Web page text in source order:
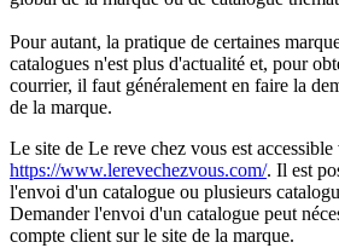
Pour autant, la pratique de certaines
catalogues n'est plus d'actualité et, pour
courrier, il faut généralement en faire la
de la marque.
Le site de Le reve chez vous est
https://www.lerevechezvous.com/. Il est
l'envoi d'un catalogue ou plusieurs
Demander l'envoi d'un catalogue peut
compte client sur le site de la marque.